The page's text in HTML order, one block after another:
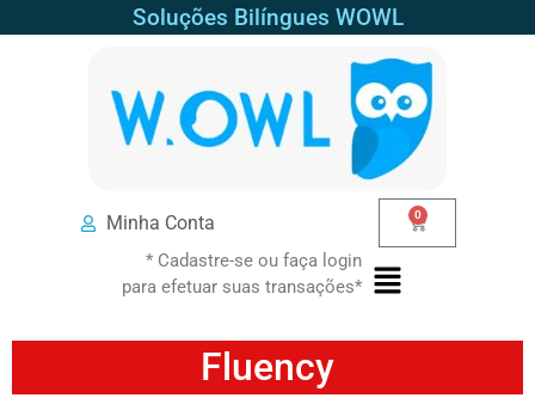
Soluções Bilíngues WOWL
Minha Conta 0
* Cadastre-se ou faça login
para efetuar suas transações*
Fluency